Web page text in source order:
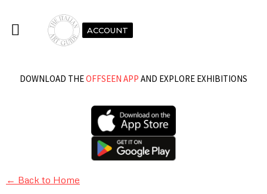
ACCOUNT
DOWNLOAD THEOFFSEEN APP AND EXPLORE EXHIBITIONS
← Back to Home